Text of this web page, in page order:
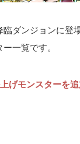
ダンジョンに登
一覧です。
げモンスターを追